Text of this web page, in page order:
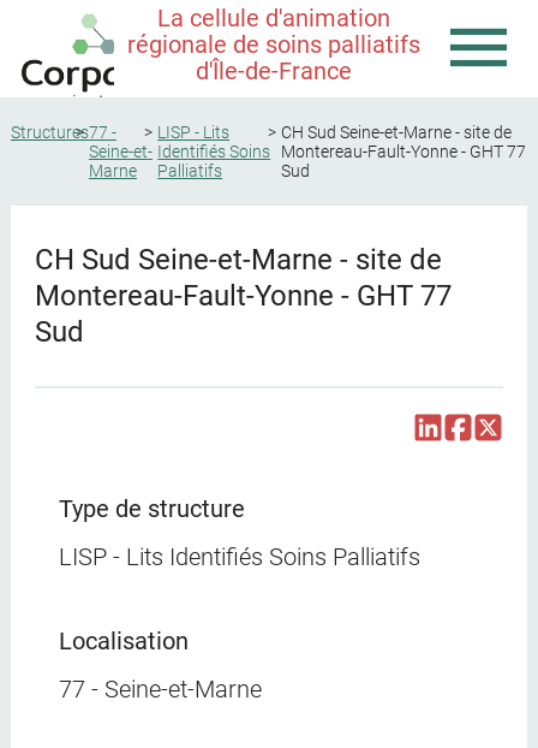
La cellule d'animation
régionale de soins palliatifs
d'Île-de-France
Structures77 -
Seine-et-
Marne
LISP - Lits
Identifiés Soins
Palliatifs
CH Sud Seine-et-Marne - site de
Montereau-Fault-Yonne - GHT 77
Sud
CH Sud Seine-et-Marne - site de
Montereau-Fault-Yonne - GHT 77
Sud
Type de structure
LISP - Lits Identifiés Soins Palliatifs
Localisation
77 - Seine-et-Marne